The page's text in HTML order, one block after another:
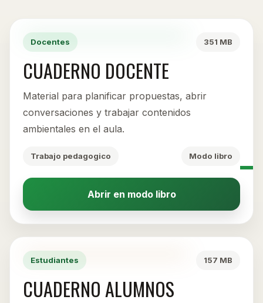
Docentes 351 MB
CUADERNO DOCENTE
Material para planificar propuestas, abrir
conversaciones y trabajar contenidos
ambientales en el aula.
Trabajo pedagogico Modo libro
Abrir en modo libro
Estudiantes 157 MB
CUADERNO ALUMNOS